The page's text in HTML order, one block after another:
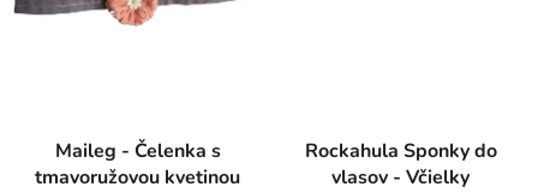
Maileg - Čelenka s
tmavoružovou kvetinou
Rockahula Sponky do
vlasov - Včielky